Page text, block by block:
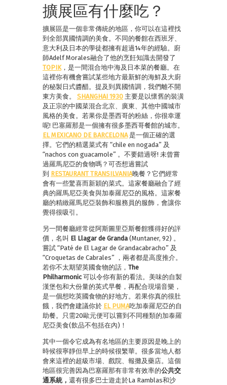
擴展區有什麼吃？
擴展區是一個非常傳統的地區，你可以在這裡找
到全部異國情調的美食。不同的餐館在西班牙、
意大利及日本的學徒都擁有超過14年的經驗。廚
師Adelf Morales融合了他的烹飪知識去開發了
TOPIK，是一間混合地中海及日本菜的餐廳。在
這裡你有機會嘗試某些地方最新鮮的海鮮及大廚
的秘製日式醬醋。提及到異國情調，我們離不開
東方美食。 SHANGHAI 1930 主要是以懷舊的裝潢
及正宗的中國菜混合北京、廣東、其他中國城市
風格的美食。若果你是墨西哥的粉絲，你很幸運
呢! 巴塞羅那是一個擁有很多墨西哥餐館的城市。
EL MEXICANO DE BARCELONA是一個正確的選
擇。它們的精選菜式有 “chile en nogada” 及
“nachos con guacamole” 。不要錯過呀! 未曾嘗
過羅馬尼亞的食物嗎？可否想過嘗試
到 RESTAURANT TRANSILVANIA晚餐？它們經常
會有一些驚喜而新穎的菜式。這家餐廳融合了經
典的羅馬尼亞美食與加泰羅尼亞的風格。這家餐
廳的精緻羅馬尼亞裝飾和服務員的服飾，會讓你
覺得很吸引。
另一間餐廳經常從阿斯圖里亞斯餐館獲得好的評
價，名叫 El Llagar de Granda (Muntaner, 92) 。
嘗試 “Paté de El Lagar de Grandacabracho” 及
“Croquetas de Cabrales” ，兩者都是高度推介。
若你不太期望英國食物的話， The
Philharmonic可以令你有新的看法。美味的自製
漢堡包和大份量的英式早餐，再配合現場音樂，
是一個想吃英國食物的好地方。若果你真的很肚
餓，我們會建議你於 EL PUMA吃加泰羅尼亞的自
助餐。只需20歐元便可以嘗到不同種類的加泰羅
尼亞美食(飲品不包括在內)！
其中一個令它成為有名地區的主要原因是晚上的
時候很寧靜但早上的時候很繁華。很多當地人都
會來這裡的超級市場、戲院、報攤及藥店。這個
地區很完善因為巴塞羅那有非常有效率的公共交
通系統， 還有很多巴士遊走於La Ramblas和沙